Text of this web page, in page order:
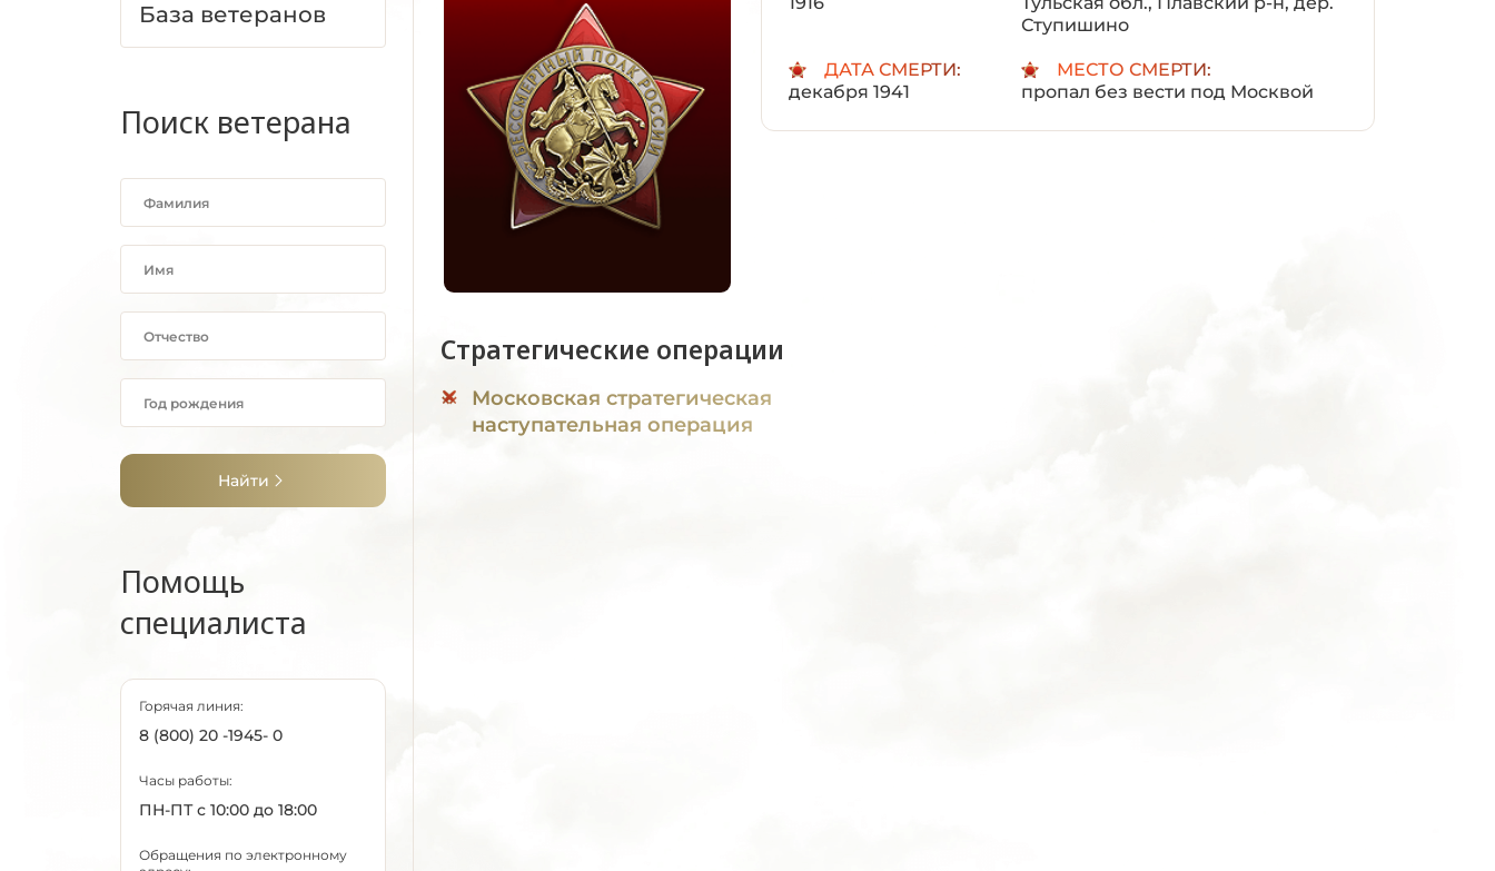
База ветеранов
Поиск ветерана
Найти
Помощь
специалиста
Горячая линия:
8 (800) 20 -1945- 0
Часы работы:
ПН-ПТ с 10:00 до 18:00
Обращения по электронному
Ступишино
ДАТА СМЕРТИ:
декабря 1941
МЕСТО СМЕРТИ:
пропал без вести под Москвой
Стратегические операции
Московская стратегическая
наступательная операция